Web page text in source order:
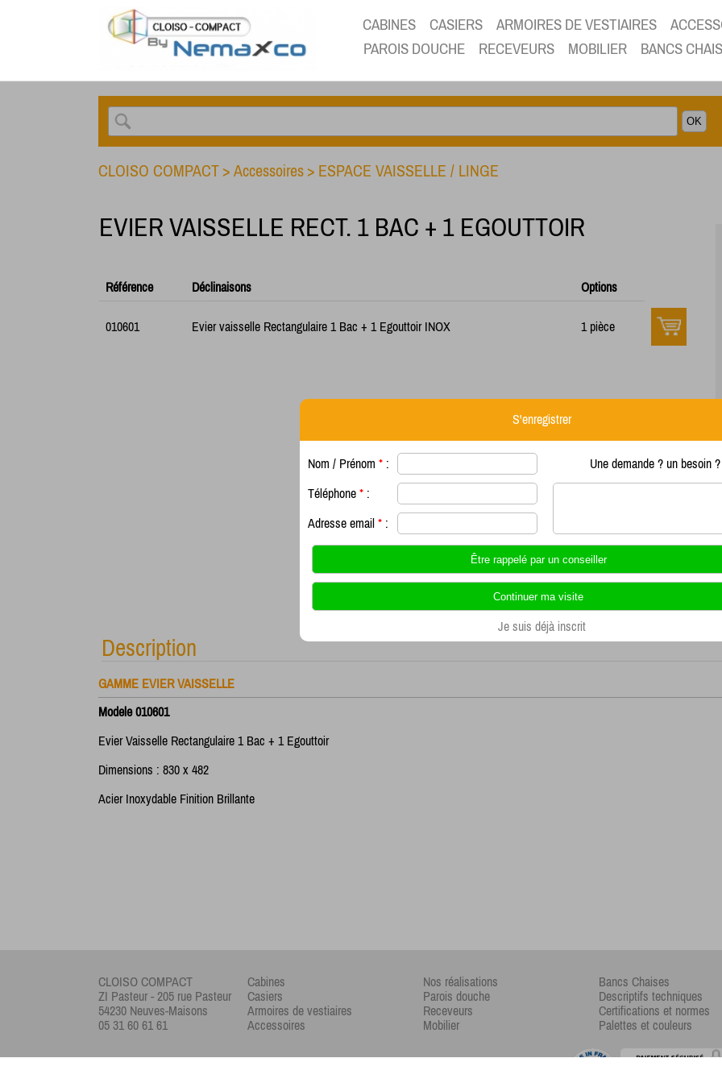
CABINES CASIERS ARMOIRES DE VESTIAIRES
PAROIS DOUCHE
RECEVEURS MOBILIER BANCS
CLOISO COMPACT > Accessoires > ESPACE VAISSELLE / LINGE
EVIER VAISSELLE RECT. 1 BAC + 1 EGOUTTOIR
Référence Déclinaisons Options
010601 Evier vaisselle Rectangulaire 1 Bac + 1 Egouttoir INOX 1 pièce
Description
GAMME EVIER VAISSELLE
Modele 010601
Evier Vaisselle Rectangulaire 1 Bac + 1 Egouttoir
Dimensions : 830 x 482
Acier Inoxydable Finition Brillante
CLOISO COMPACT
ZI Pasteur - 205 rue Pasteur
54230 Neuves-Maisons
05 31 60 61 61
Cabines
Casiers
Armoires de vestiaires
Accessoires
Nos réalisations
Parois douche
Receveurs
Mobilier
Bancs Chaises
Descriptifs techniques
Certifications et normes
Palettes et couleurs
S'enregistrer
Nom / Prénom * :
Téléphone * :
Adresse email * :
Une demande ? un besoin
Je suis déjà inscrit